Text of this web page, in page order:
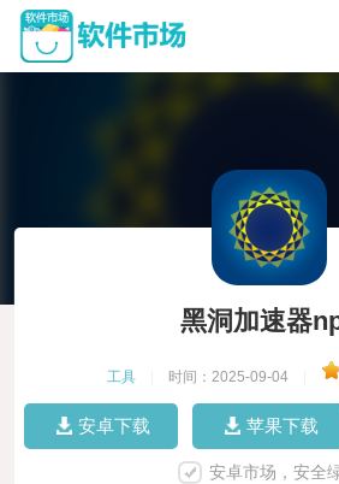
黑洞加速器
工具 时间：2025-09-04
安卓下载 苹果下载
安卓市场，安全